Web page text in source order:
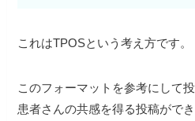
これはTPOSという考え方です。
このフォーマットを参考にして投
患者さんの共感を得る投稿ができ